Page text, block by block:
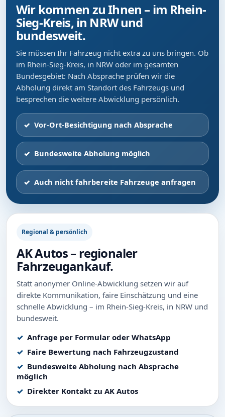
Wir kommen zu Ihnen – im Rhein-
Sieg-Kreis, in NRW und
bundesweit.
Sie müssen Ihr Fahrzeug nicht extra zu uns bringen. Ob
im Rhein-Sieg-Kreis, in NRW oder im gesamten
Bundesgebiet: Nach Absprache prüfen wir die
Abholung direkt am Standort des Fahrzeugs und
besprechen die weitere Abwicklung persönlich.
Vor-Ort-Besichtigung nach Absprache
Bundesweite Abholung möglich
Auch nicht fahrbereite Fahrzeuge anfragen
Regional & persönlich
AK Autos – regionaler
Fahrzeugankauf.
Statt anonymer Online-Abwicklung setzen wir auf
direkte Kommunikation, faire Einschätzung und eine
schnelle Abwicklung – im Rhein-Sieg-Kreis, in NRW und
bundesweit.
Anfrage per Formular oder WhatsApp
Faire Bewertung nach Fahrzeugzustand
Bundesweite Abholung nach Absprache
möglich
Direkter Kontakt zu AK Autos